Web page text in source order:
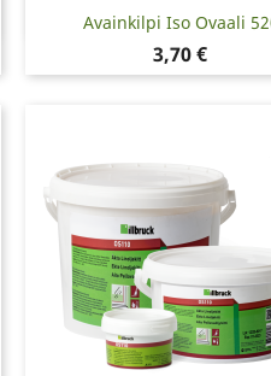
Avainkilpi Iso Ovaali
Hinta
3,70 €
Pikakatselu